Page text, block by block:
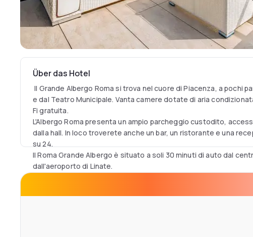
Über das Hotel
Il Grande Albergo Roma si trova nel cuore di Piacenza, a pochi
e dal Teatro Municipale. Vanta camere dotate di aria
Fi gratuita.
L'Albergo Roma presenta un ampio parcheggio custodito,
dalla hall. In loco troverete anche un bar, un ristorante e una
su 24.
Il Roma Grande Albergo è situato a soli 30 minuti di auto dal
dall'aeroporto di Linate.